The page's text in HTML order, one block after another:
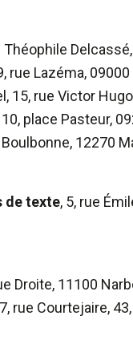
Théophile
rue Lazéma, 09000
15, rue Victor
10, place Pasteur,
Boulbonne, 12270
de texte, 5, rue
Droite, 11100
rue Courtejaire,